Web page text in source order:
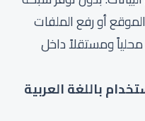
أو رفع الملفات
ومستقلاً داخل
باللغة العربية